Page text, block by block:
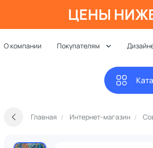
ЦЕНЫ
О компании Покупателям
Главная Интернет-магазин